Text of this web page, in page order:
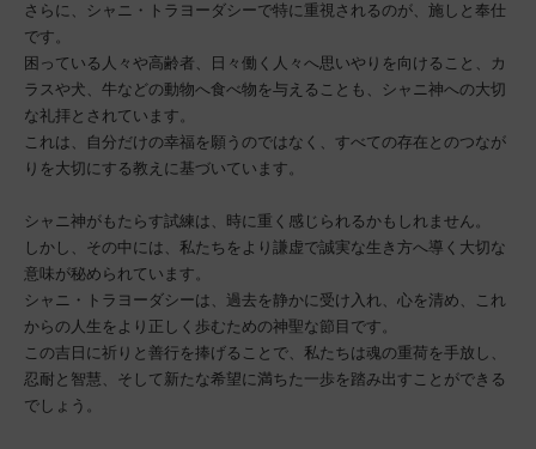
さらに、シャニ・トラヨーダシーで特に重視されるのが、施しと奉仕
です。
困っている人々や高齢者、日々働く人々へ思いやりを向けること、カ
ラスや犬、牛などの動物へ食べ物を与えることも、シャニ神への大切
な礼拝とされています。
これは、自分だけの幸福を願うのではなく、すべての存在とのつなが
りを大切にする教えに基づいています。
シャニ神がもたらす試練は、時に重く感じられるかもしれません。
しかし、その中には、私たちをより謙虚で誠実な生き方へ導く大切な
意味が秘められています。
シャニ・トラヨーダシーは、過去を静かに受け入れ、心を清め、これ
からの人生をより正しく歩むための神聖な節目です。
この吉日に祈りと善行を捧げることで、私たちは魂の重荷を手放し、
忍耐と智慧、そして新たな希望に満ちた一歩を踏み出すことができる
でしょう。